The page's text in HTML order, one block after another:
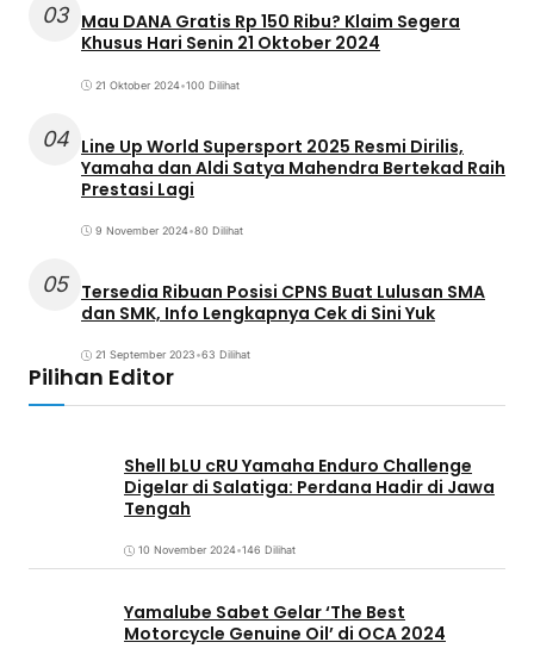
03 Mau DANA Gratis Rp 150 Ribu? Klaim Segera
Khusus Hari Senin 21 Oktober 2024
21 Oktober 2024•100 Dilihat
04 Line Up World Supersport 2025 Resmi Dirilis,
Yamaha dan Aldi Satya Mahendra Bertekad Raih
Prestasi Lagi
9 November 2024•80 Dilihat
05 Tersedia Ribuan Posisi CPNS Buat Lulusan SMA
dan SMK, Info Lengkapnya Cek di Sini Yuk
21 September 2023•63 Dilihat
Pilihan Editor
Shell bLU cRU Yamaha Enduro Challenge
Digelar di Salatiga: Perdana Hadir di Jawa
Tengah
10 November 2024•146 Dilihat
Yamalube Sabet Gelar ‘The Best
Motorcycle Genuine Oil’ di OCA 2024